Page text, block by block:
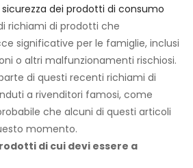
dei prodotti di consumo
richiami di prodotti che
significative per le famiglie, inclusi
o altri malfunzionamenti rischiosi.
di questi recenti richiami di
a rivenditori famosi, come
che alcuni di questi articoli
momento.
di cui devi essere a